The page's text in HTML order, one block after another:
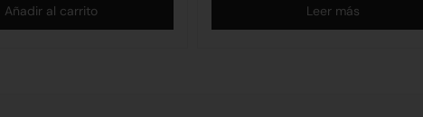
Añadir al carrito Leer más